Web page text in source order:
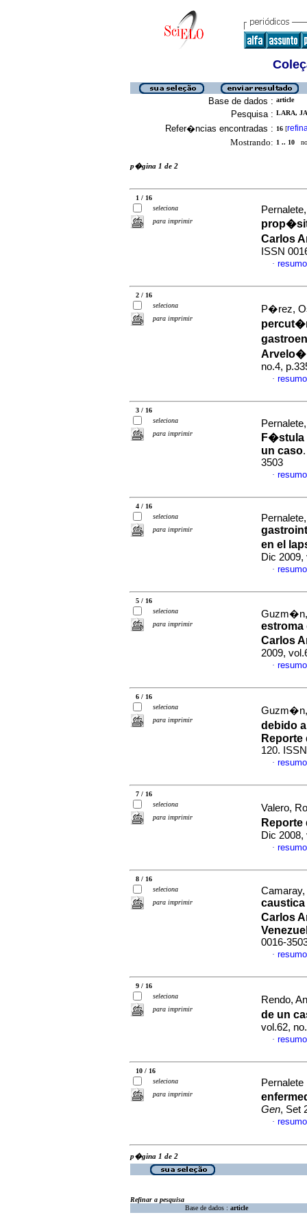
Base de dados : article
Pesquisa : LARA,
Refer�ncias encontradas : 16 [
Mostrando: 1 .. 10
p�gina 1 de 2
1 / 16
seleciona
para imprimir
Carlos
ISSN
·
2 / 16
seleciona
para imprimir
P�rez,
Arvelo�
no.4,
·
3 / 16
seleciona
para imprimir
F�stula
un caso
3503
·
4 / 16
seleciona
para imprimir
en el
Dic 2009,
·
5 / 16
seleciona
para imprimir
estroma
Carlos
2009,
·
6 / 16
seleciona
para imprimir
debido
Reporte
120.
·
7 / 16
seleciona
para imprimir
Valero,
Dic 2008,
·
8 / 16
seleciona
para imprimir
caustica
Carlos
0016-
·
9 / 16
seleciona
para imprimir
Rendo,
de un
vol.62,
·
10 / 16
seleciona
para imprimir
Gen, Set
·
p�gina 1 de 2
Refinar a pesquisa
Base de dados : article